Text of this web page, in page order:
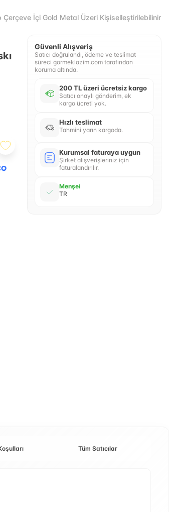
İçi Gold Metal Üzeri Kişiselleştirilebilinir
Güvenli Alışveriş
Satıcı doğrulandı, ödeme ve teslimat
süreci gormeklazim.com tarafından
koruma altında.
200 TL üzeri ücretsiz kargo
Satıcı onaylı gönderim, ek
kargo ücreti yok.
Hızlı teslimat
Tahmini yarın kargoda.
Kurumsal faturaya uygun
Şirket alışverişleriniz için
faturalandırılır.
Menşei
TR
Tüm Satıcılar